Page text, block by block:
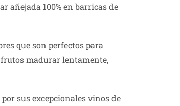
añejada 100% en barricas de
que son perfectos para
madurar lentamente,
por sus excepcionales vinos de